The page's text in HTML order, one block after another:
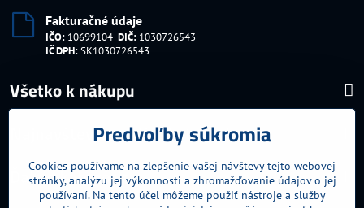
Fakturačné údaje
IČO: 10699104 DIČ: 1030726543
IČ DPH:SK1030726543
Všetko k nákupu
Najnavštevovanejšie kategórie
Ďalšie kategórie
Predvoľby súkromia
Cookies používame na zlepšenie vašej návštevy tejto webovej
stránky, analýzu jej výkonnosti a zhromažďovanie údajov o jej
používaní. Na tento účel môžeme použiť nástroje a služby